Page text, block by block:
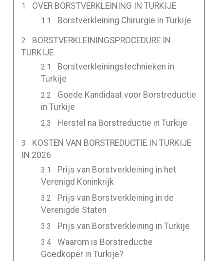
OVER BORSTVERKLEINING IN TURKIJE
Borstverkleining Chirurgie in Turkije
BORSTVERKLEININGSPROCEDURE IN
TURKIJE
Borstverkleiningstechnieken in
Turkije
Goede Kandidaat voor Borstreductie
in Turkije
Herstel na Borstreductie in Turkije
KOSTEN VAN BORSTREDUCTIE IN TURKIJE
IN 2026
Prijs van Borstverkleining in het
Verenigd Koninkrijk
Prijs van Borstverkleining in de
Verenigde Staten
Prijs van Borstverkleining in Turkije
Waarom is Borstreductie
Goedkoper in Turkije?